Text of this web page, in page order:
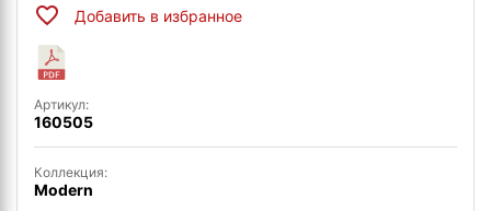
Добавить в избранное
Артикул:
160505
Коллекция:
Modern